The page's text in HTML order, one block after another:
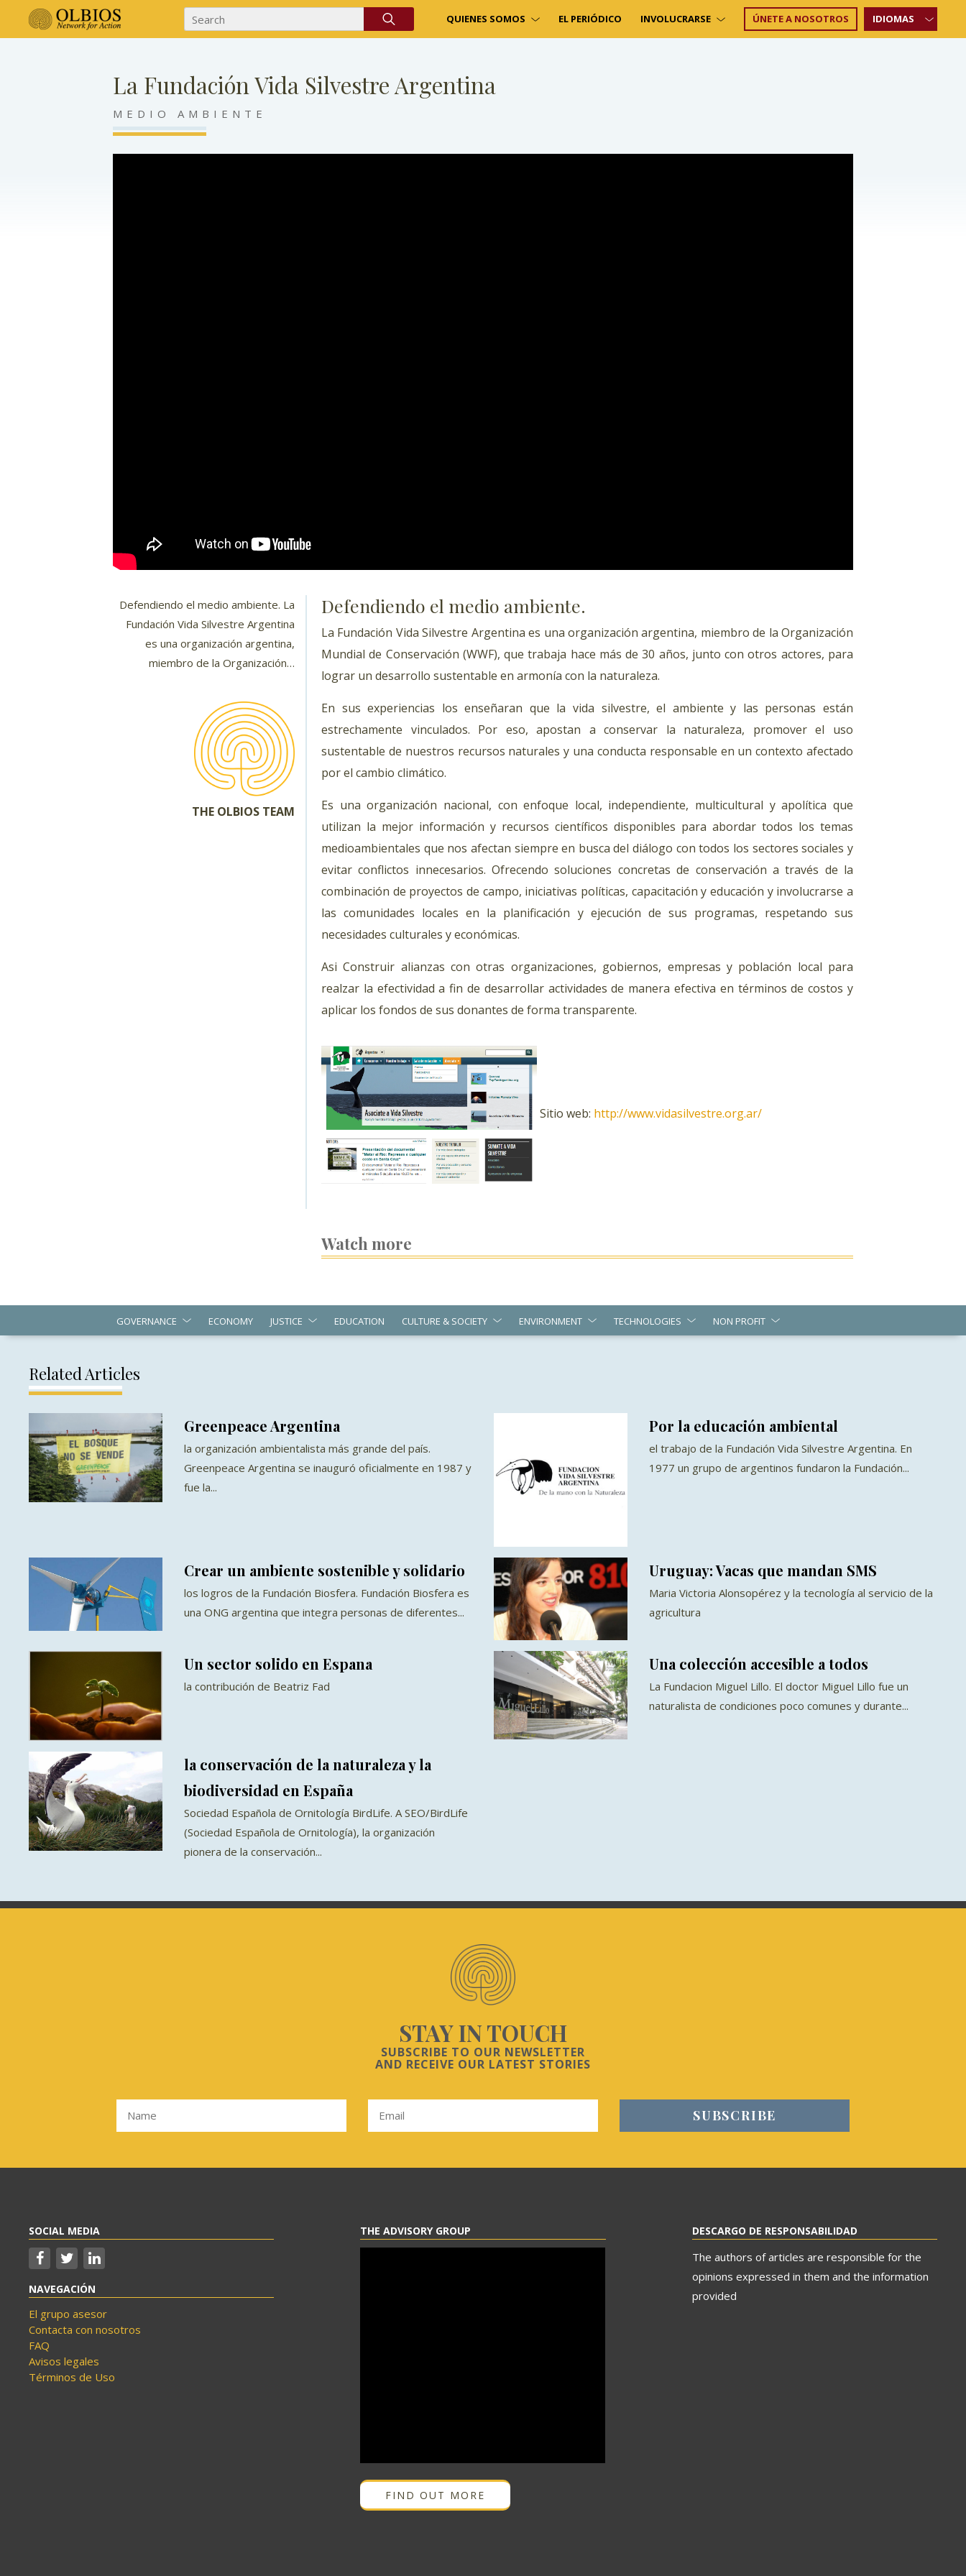
QUIENES SOMOS EL PERIÓDICO INVOLUCRARSE ÚNETE A NOSOTROS IDIOMAS
La Fundación Vida Silvestre Argentina
MEDIO AMBIENTE
Defendiendo el medio ambiente. La
Fundación Vida Silvestre Argentina
es una organización argentina,
miembro de la Organización…
THE OLBIOS TEAM
Defendiendo el medio ambiente.
La Fundación Vida Silvestre Argentina es una organización argentina, miembro de la Organización
Mundial de Conservación (WWF), que trabaja hace más de 30 años, junto con otros actores, para
lograr un desarrollo sustentable en armonía con la naturaleza.
En sus experiencias los enseñaran que la vida silvestre, el ambiente y las personas están
estrechamente vinculados. Por eso, apostan a conservar la naturaleza, promover el uso
sustentable de nuestros recursos naturales y una conducta responsable en un contexto afectado
por el cambio climático.
Es una organización nacional, con enfoque local, independiente, multicultural y apolítica que
utilizan la mejor información y recursos científicos disponibles para abordar todos los temas
medioambientales que nos afectan siempre en busca del diálogo con todos los sectores sociales y
evitar conflictos innecesarios. Ofrecendo soluciones concretas de conservación a través de la
combinación de proyectos de campo, iniciativas políticas, capacitación y educación y involucrarse a
las comunidades locales en la planificación y ejecución de sus programas, respetando sus
necesidades culturales y económicas.
Asi Construir alianzas con otras organizaciones, gobiernos, empresas y población local para
realzar la efectividad a fin de desarrollar actividades de manera efectiva en términos de costos y
aplicar los fondos de sus donantes de forma transparente.
Sitio web: http://www.vidasilvestre.org.ar/
Watch more
GOVERNANCE ECONOMY JUSTICE EDUCATION CULTURE & SOCIETY ENVIRONMENT TECHNOLOGIES NON PROFIT
Related Articles
Greenpeace Argentina
la organización ambientalista más grande del país.
Greenpeace Argentina se inauguró oficialmente en 1987 y
fue la...
Por la educación ambiental
el trabajo de la Fundación Vida Silvestre Argentina. En
1977 un grupo de argentinos fundaron la Fundación...
Crear un ambiente sostenible y solidario
los logros de la Fundación Biosfera. Fundación Biosfera es
una ONG argentina que integra personas de diferentes...
Uruguay: Vacas que mandan SMS
Maria Victoria Alonsopérez y la tecnología al servicio de la
agricultura
Un sector solido en Espana
la contribución de Beatriz Fad
Una colección accesible a todos
La Fundacion Miguel Lillo. El doctor Miguel Lillo fue un
naturalista de condiciones poco comunes y durante...
la conservación de la naturaleza y la
biodiversidad en España
Sociedad Española de Ornitología BirdLife. A SEO/BirdLife
(Sociedad Española de Ornitología), la organización
pionera de la conservación...
STAY IN TOUCH
SUBSCRIBE TO OUR NEWSLETTER
AND RECEIVE OUR LATEST STORIES
SOCIAL MEDIA
NAVEGACIÓN
El grupo asesor
Contacta con nosotros
FAQ
Avisos legales
Términos de Uso
THE ADVISORY GROUP
FIND OUT MORE
DESCARGO DE RESPONSABILIDAD
The authors of articles are responsible for the
opinions expressed in them and the information
provided